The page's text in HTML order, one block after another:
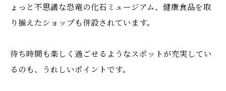
ょっと不思議な恐竜の化石ミュージアム、健康食品を取
り揃えたショップも併設されています。
待ち時間も楽しく過ごせるようなスポットが充実してい
るのも、うれしいポイントです。